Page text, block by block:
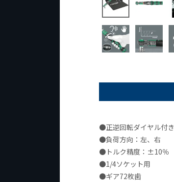
●正逆回転ダイヤル付き
●負荷方向：左、右
●トルク精度：±10％
●1/4ソケット用
●ギア72枚歯